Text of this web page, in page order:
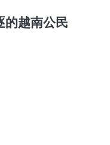
的越南公民